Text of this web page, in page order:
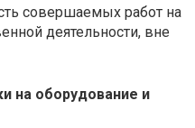
совершаемых работ на
деятельности, вне
на оборудование и